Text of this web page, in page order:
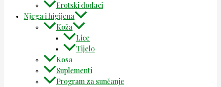
Erotski dodaci
Njega i higijena
Koža
Lice
Tijelo
Kosa
Suplementi
Program za sunčanje